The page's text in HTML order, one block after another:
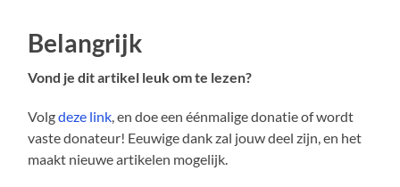
Belangrijk
Vond je dit artikel leuk om te lezen?
Volgdeze link, en doe een éénmalige donatie of wordt
vaste donateur! Eeuwige dank zal jouw deel zijn, en het
maakt nieuwe artikelen mogelijk.